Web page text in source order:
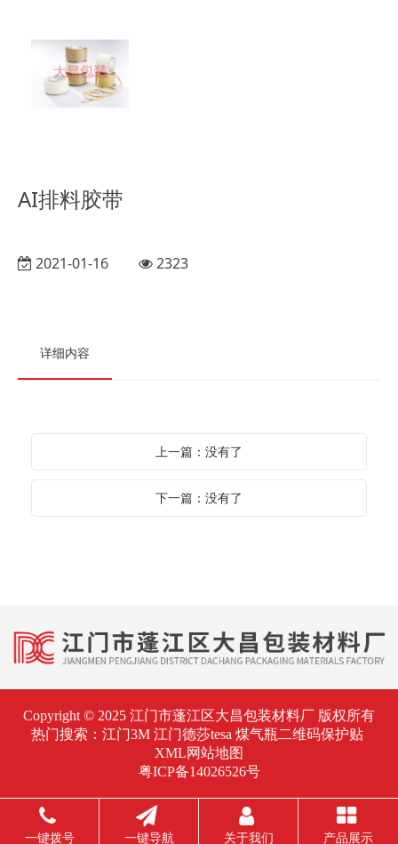
AI排料胶带
2021-01-16 2323
详细内容
上一篇：没有了
下一篇：没有了
Copyright © 2025 江门市蓬江区大昌包装材料厂 版权所有
热门搜索： 江门3M 江门德莎tesa 煤气瓶二维码保护贴
XML网站地图
粤ICP备14026526号
一键拨号 一键导航 关于我们 产品展示